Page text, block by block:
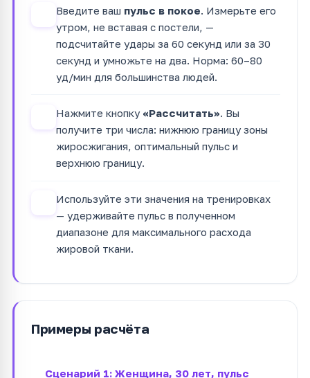
Введите ваш пульс в покое. Измерьте его
утром, не вставая с постели, —
подсчитайте удары за 60 секунд или за 30
секунд и умножьте на два. Норма: 60–80
уд/мин для большинства людей.
Нажмите кнопку «Рассчитать». Вы
получите три числа: нижнюю границу зоны
жиросжигания, оптимальный пульс и
верхнюю границу.
Используйте эти значения на тренировках
— удерживайте пульс в полученном
диапазоне для максимального расхода
жировой ткани.
Примеры расчёта
Сценарий 1: Женщина, 30 лет, пульс